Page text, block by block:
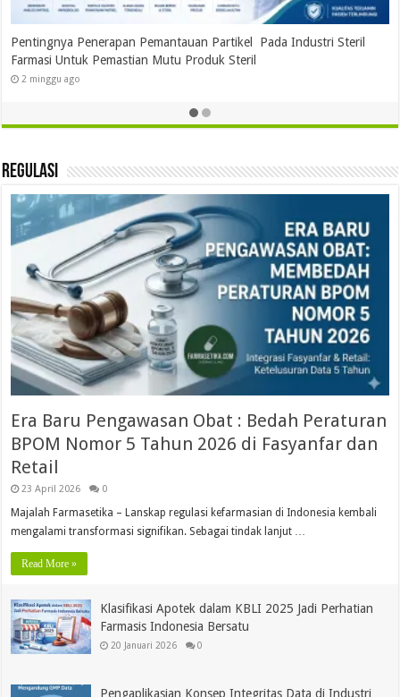
Pentingnya Penerapan Pemantauan Partikel Pada Industri Steril
Farmasi Untuk Pemastian Mutu Produk Steril
2 minggu ago
Regulasi
Era Baru Pengawasan Obat : Bedah Peraturan
BPOM Nomor 5 Tahun 2026 di Fasyanfar dan
Retail
23 April 2026 0
Majalah Farmasetika – Lanskap regulasi kefarmasian di Indonesia kembali
mengalami transformasi signifikan. Sebagai tindak lanjut …
Read More »
Klasifikasi Apotek dalam KBLI 2025 Jadi Perhatian
Farmasis Indonesia Bersatu
20 Januari 2026 0
Pengaplikasian Konsep Integritas Data di Industri